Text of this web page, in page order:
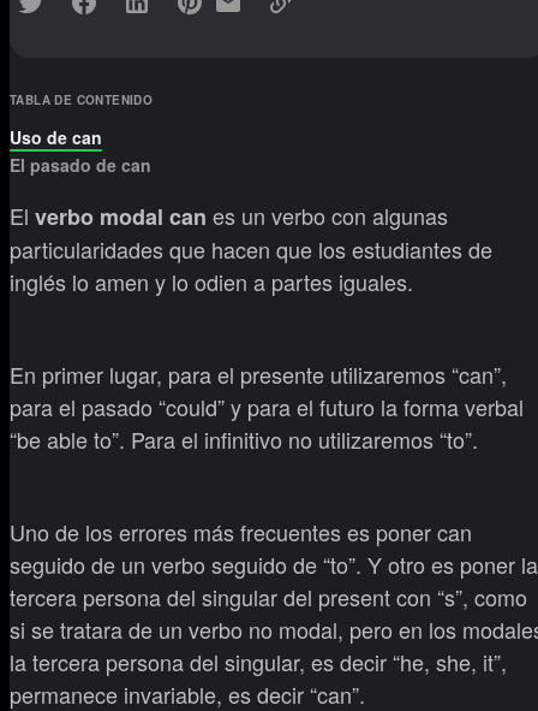
TABLA DE CONTENIDO
Uso de can
El pasado de can
El verbo modal can es un verbo con algunas
particularidades que hacen que los estudiantes de
inglés lo amen y lo odien a partes iguales.
En primer lugar, para el presente utilizaremos “can”,
para el pasado “could” y para el futuro la forma verbal
“be able to”. Para el infinitivo no utilizaremos “to”.
Uno de los errores más frecuentes es poner can
seguido de un verbo seguido de “to”. Y otro es poner la
tercera persona del singular del present con “s”, como
si se tratara de un verbo no modal, pero en los
la tercera persona del singular, es decir “he, she, it”,
permanece invariable, es decir “can”.